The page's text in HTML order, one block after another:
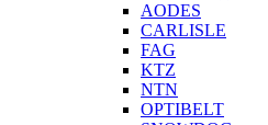
AODES
CARLISLE
FAG
KTZ
NTN
OPTIBELT